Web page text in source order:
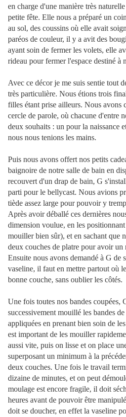
en charge d'une manière très
petite fête. Elle nous a préparé un
au sol, des coussins où elle avait
paréos de couleur, il y a avit des
ayant soin de fermer les volets, elle
rideau pour fermer l'espace destiné à
Avec ce décor je me suis sentie tout
très particulière. Nous étions trois
filles étant prise ailleurs. Nous avons
cercle de parole, où chacune d'entre
deux souhaits : un pour la naissance
nous nous tenions les mains.
Puis nous avons offert nos petits
baignoire de notre salle de bain en
recouvert d'un drap de bain, G
parti pour le bellycast. Nous avions
tiède assez large pour pouvoir y
Après avoir déballé ces dernières
dimension voulue, en les
mouiller bien sûr), et en sachant que
deux couches de platre pour avoir un
Ensuite nous avons demandé à G de
vaseline, il faut en mettre partout où
bonne couche, sans oublier les côtés.
Une fois toutes nos bandes coupées,
successivement mouillé les bandes
appliquées en prenant bien soin de
est important de les mouiller
aussi vite, puis on lisse et on place
superposant un minimum à la
deux couches. Une fois le travail
dizaine de minutes, et on peut
moulage est encore fragile, il doit
heures avant de pouvoir être
doit se doucher, en effet la vaseline